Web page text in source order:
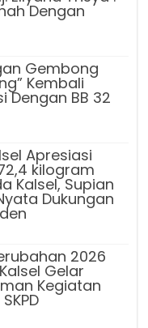
Dengan
Gembong
Kembali
Dengan BB 32
Apresiasi
kilogram
Kalsel, Supian
Dukungan
2026
Gelar
Kegiatan